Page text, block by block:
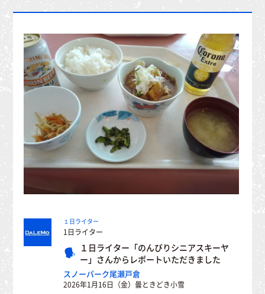
１日ライター
1日ライター
１日ライター「のんびりシニアスキーヤ
ー」さんからレポートいただきました
スノーパーク尾瀬戸倉
2026年1月16日（金）曇ときどき小雪